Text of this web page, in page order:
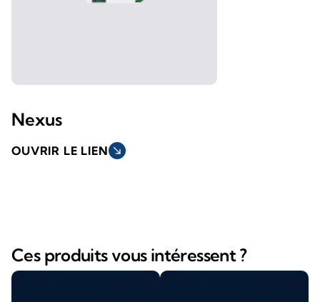
Nexus
OUVRIR LE LIEN south_east
Ces produits vous intéressent ?